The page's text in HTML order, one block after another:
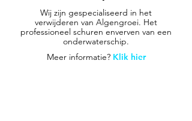
Wij zijn gespecialiseerd in het
verwijderen van Algengroei. Het
professioneel schuren enverven van een
onderwaterschip.
Meer informatie? Klik hier